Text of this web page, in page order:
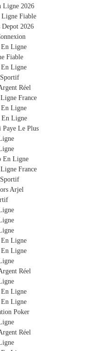
du plastique, la
et le
sorte que la pluie et
votre valise.
Ligne 2026
Ligne Fiable
Depot 2026
Ligne
Fiable
Ligne
Réel
France
Ligne
En Ligne
Paye Le Plus
En Ligne
France
Arjel
Ligne
Ligne
Réel
Ligne
Ligne
Poker
Réel